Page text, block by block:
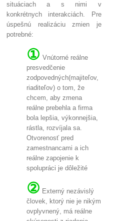
situáciach a s nimi v
konkrétnych interakciách. Pre
úspešnú realizáciu zmien je
potrebné:
① Vnútorné reálne
presvedčenie
zodpovedných(majiteľov,
riaditeľov) o tom, že
chcem, aby zmena
reálne prebehla a firma
bola lepšia, výkonnejšia,
rástla, rozvíjala sa.
Otvorenosť pred
zamestnancami a ich
reálne zapojenie k
spolupráci je dôležité
② Externý nezávislý
človek, ktorý nie je nikým
ovplyvnený, má reálne